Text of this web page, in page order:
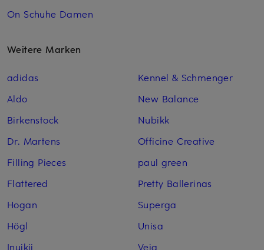
On Schuhe Damen
Weitere Marken
adidas
Aldo
Birkenstock
Dr. Martens
Filling Pieces
Flattered
Hogan
Högl
Inuikii
Kennel & Schmenger
New Balance
Nubikk
Officine Creative
paul green
Pretty Ballerinas
Superga
Unisa
Veja